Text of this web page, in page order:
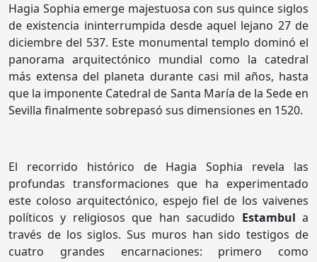
Hagia Sophia emerge majestuosa con sus quince siglos
de existencia ininterrumpida desde aquel lejano 27 de
diciembre del 537. Este monumental templo dominó el
panorama arquitectónico mundial como la catedral
más extensa del planeta durante casi mil años, hasta
que la imponente Catedral de Santa María de la Sede en
Sevilla finalmente sobrepasó sus dimensiones en 1520.
El recorrido histórico de Hagia Sophia revela las
profundas transformaciones que ha experimentado
este coloso arquitectónico, espejo fiel de los vaivenes
políticos y religiosos que han sacudido Estambul a
través de los siglos. Sus muros han sido testigos de
cuatro grandes encarnaciones: primero como